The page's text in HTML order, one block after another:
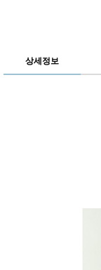
상세정보